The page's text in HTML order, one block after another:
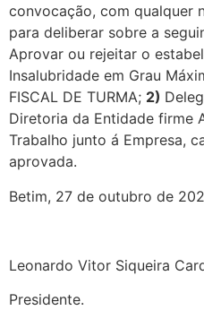
convocação, com qualquer
para deliberar sobre a
Aprovar ou rejeitar o
Insalubridade em Grau
FISCAL DE TURMA; 2)
Diretoria da Entidade firme
Trabalho junto á Empresa,
aprovada.
Betim, 27 de outubro de
Leonardo Vitor Siqueira
Presidente.